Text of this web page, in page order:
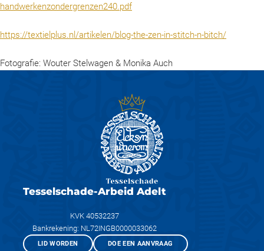
handwerkenzondergrenzen240.pdf
https://textielplus.nl/artikelen/blog-the-zen-in-stitch-n-bitch/
Fotografie: Wouter Stelwagen & Monika Auch
Tesselschade-Arbeid Adelt
KVK 40532237
Bankrekening: NL72INGB0000033062
LID WORDEN DOE EEN AANVRAAG